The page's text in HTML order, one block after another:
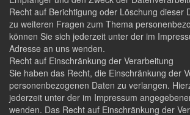
Recht auf Berichtigung oder Löschung dieser
zu weiteren Fragen zum Thema
können Sie sich jederzeit unter der im
Adresse an uns wenden.
Recht auf Einschränkung der Verarbeitung
Sie haben das Recht, die Einschränkung der
personenbezogenen Daten zu verlangen.
jederzeit unter der im Impressum
wenden. Das Recht auf Einschränkung der